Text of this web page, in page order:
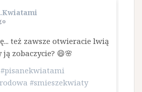
też zawsze otwieracie lwią
zobaczycie? 😄🌸
#pisanekwiatami
#smieszekwiaty